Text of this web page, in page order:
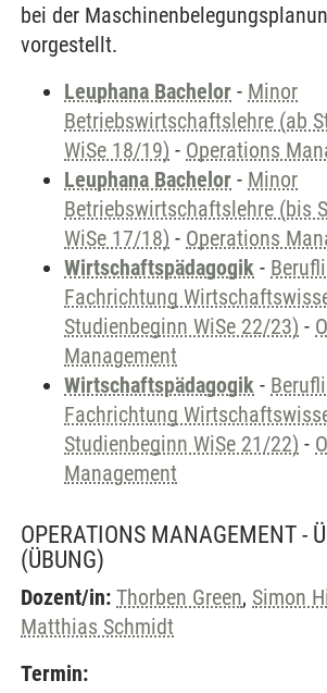
bei der
vorgestellt.
Leuphana Bachelor - Minor
Betriebswirtschaftslehre (ab
WiSe 18/19) - Operations
Leuphana Bachelor - Minor
Betriebswirtschaftslehre (bis
WiSe 17/18) - Operations
Wirtschaftspädagogik -
Fachrichtung
Studienbeginn WiSe 22/23) -
Management
Wirtschaftspädagogik -
Fachrichtung
Studienbeginn WiSe 21/22) -
Management
OPERATIONS MANAGEMENT -
(ÜBUNG)
Dozent/in: Thorben Green, Simon
Matthias Schmidt
Termin: